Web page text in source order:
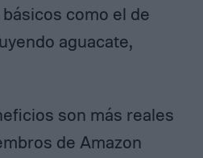
como el de
aguacate,
son más reales
de Amazon